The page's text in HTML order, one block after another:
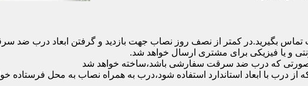
بگیرید.در کمتر از نصف روز نصاب جهت بازدید و گرفتن ابعاد درب
و یا فیزیکی برای مشتری ارسال خواهد شد.
صورتی که درب ضد سرقت سفارشی باشد،ساخته خواهد شد
با ابعاد استاندارد استفاده شود،درب به همراه نصاب به محل فرستاده